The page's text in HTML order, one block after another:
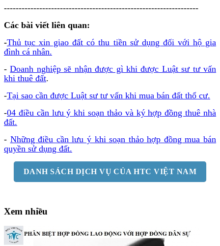
------------------------------------------------------------------
Các bài viết liên quan:
-Thủ tục xin giao đất có thu tiền sử dụng đối với hộ gia
đình cá nhân.
-Doanh nghiệp sẽ nhận được gì khi được Luật sư tư vấn
khi thuê đất.
-Tại sao cần được Luật sư tư vấn khi mua bán đất thổ cư.
-04 điều cần lưu ý khi soạn thảo và ký hợp đồng thuê nhà
đất.
- Những điều cần lưu ý khi soạn thảo hợp đồng mua bán
quyền sử dụng đất.
DANH SÁCH DỊCH VỤ CỦA HTC VIỆT NAM
Xem nhiều